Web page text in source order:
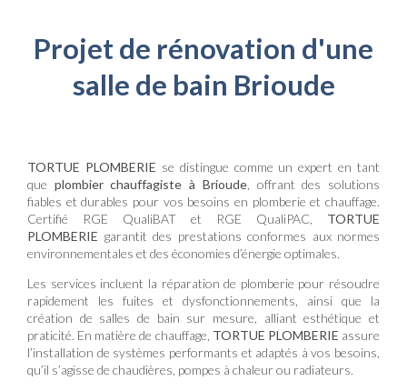
Projet de rénovation d'une
salle de bain Brioude
TORTUE PLOMBERIE se distingue comme un expert en tant
que plombier chauffagiste à Brioude, offrant des solutions
fiables et durables pour vos besoins en plomberie et chauffage.
Certifié RGE QualiBAT et RGE QualiPAC, TORTUE
PLOMBERIE garantit des prestations conformes aux normes
environnementales et des économies d’énergie optimales.
Les services incluent la réparation de plomberie pour résoudre
rapidement les fuites et dysfonctionnements, ainsi que la
création de salles de bain sur mesure, alliant esthétique et
praticité. En matière de chauffage, TORTUE PLOMBERIE assure
l’installation de systèmes performants et adaptés à vos besoins,
qu’il s’agisse de chaudières, pompes à chaleur ou radiateurs.